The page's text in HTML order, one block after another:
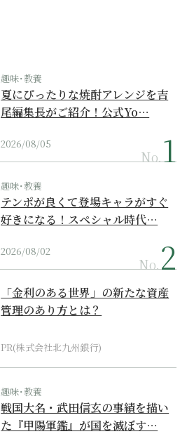
趣味･教養
夏にぴったりな焼酎アレンジを吉
尾編集長がご紹介！公式Yo…
2026/08/05
No.
趣味･教養
テンポが良くて登場キャラがすぐ
好きになる！スペシャル時代…
2026/08/02
No.
「金利のある世界」の新たな資産
管理のあり方とは？
PR(株式会社北九州銀行)
趣味･教養
戦国大名・武田信玄の事績を描い
た『甲陽軍鑑』が国を滅ぼす…